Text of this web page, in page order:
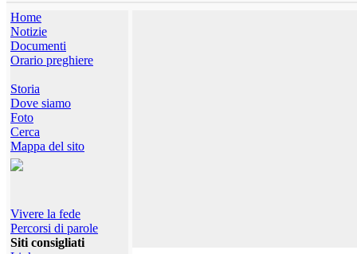
Home
Notizie
Documenti
Orario preghiere
Storia
Dove siamo
Foto
Cerca
Mappa del sito
Vivere la fede
Percorsi di parole
Siti consigliati